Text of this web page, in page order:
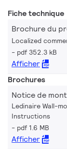
Fiche technique
Brochure du
Localized
pdf 352.3 kB
Afficher
Brochures
Notice de
Ledinaire Wall-
Instructions
pdf 1.6 MB
Afficher